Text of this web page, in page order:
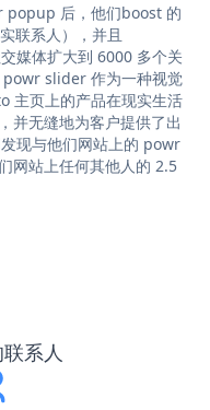
后，他们boost 的
联系人），并且
媒体扩大到 6000 多个关
slider 作为一种视觉
主页上的产品在现实生活
并无缝地为客户提供了出
现与他们网站上的 powr
网站上任何其他人的 2.5
系人